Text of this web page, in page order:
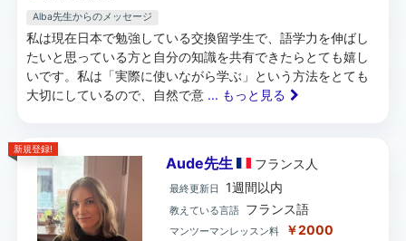
Alba先生からのメッセージ
私は現在日本で勉強している交換留学生で、語学力を伸ばし
たいと思っている方と自分の知識を共有できたらとても嬉し
いです。私は「実際に使いながら学ぶ」という方法をとても
大切にしているので、自然で意 ... もっと見る
新規登録!
Aude先生 フランス 人
最終更新日 1週間以内
教えている言語 フランス語
マンツーマンレッスン料 ￥2000